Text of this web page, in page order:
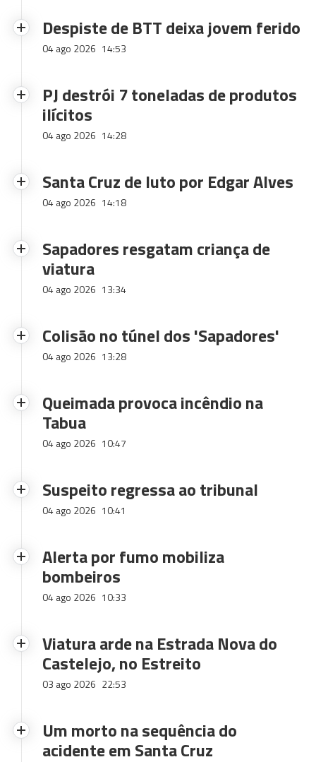
Despiste de BTT deixa jovem ferido
04 ago 2026 14:53
PJ destrói 7 toneladas de produtos
ilícitos
04 ago 2026 14:28
Santa Cruz de luto por Edgar Alves
04 ago 2026 14:18
Sapadores resgatam criança de
viatura
04 ago 2026 13:34
Colisão no túnel dos 'Sapadores'
04 ago 2026 13:28
Queimada provoca incêndio na
Tabua
04 ago 2026 10:47
Suspeito regressa ao tribunal
04 ago 2026 10:41
Alerta por fumo mobiliza
bombeiros
04 ago 2026 10:33
Viatura arde na Estrada Nova do
Castelejo, no Estreito
03 ago 2026 22:53
Um morto na sequência do
acidente em Santa Cruz